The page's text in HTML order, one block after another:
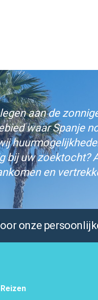
aan de
waar Spanje
bij uw zoektocht?
en
onze
Reizen